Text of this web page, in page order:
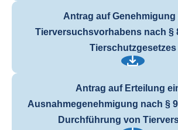
Antrag auf Genehmigung
Tierversuchsvorhabens nach §
Tierschutzgesetzes
Antrag auf Erteilung
Ausnahmegenehmigung nach §
Durchführung von